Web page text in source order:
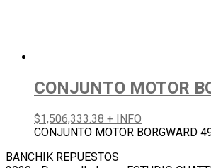
CONJUNTO MOTOR
$1,506,333.38 + INFO
CONJUNTO MOTOR BORGWARD
BANCHIK REPUESTOS